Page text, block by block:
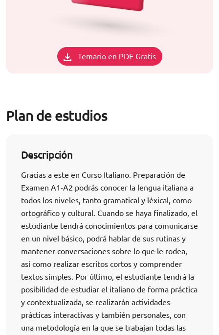
Temario en PDF Gratis
Plan de estudios
Descripción
Gracias a este en Curso Italiano. Preparación de
Examen A1-A2 podrás conocer la lengua italiana a
todos los niveles, tanto gramatical y léxical, como
ortográfico y cultural. Cuando se haya finalizado, el
estudiante tendrá conocimientos para comunicarse
en un nivel básico, podrá hablar de sus rutinas y
mantener conversaciones sobre lo que le rodea,
así como realizar escritos cortos y comprender
textos simples. Por último, el estudiante tendrá la
posibilidad de estudiar el italiano de forma práctica
y contextualizada, se realizarán actividades
prácticas interactivas y también personales, con
una metodología en la que se trabajan todas las